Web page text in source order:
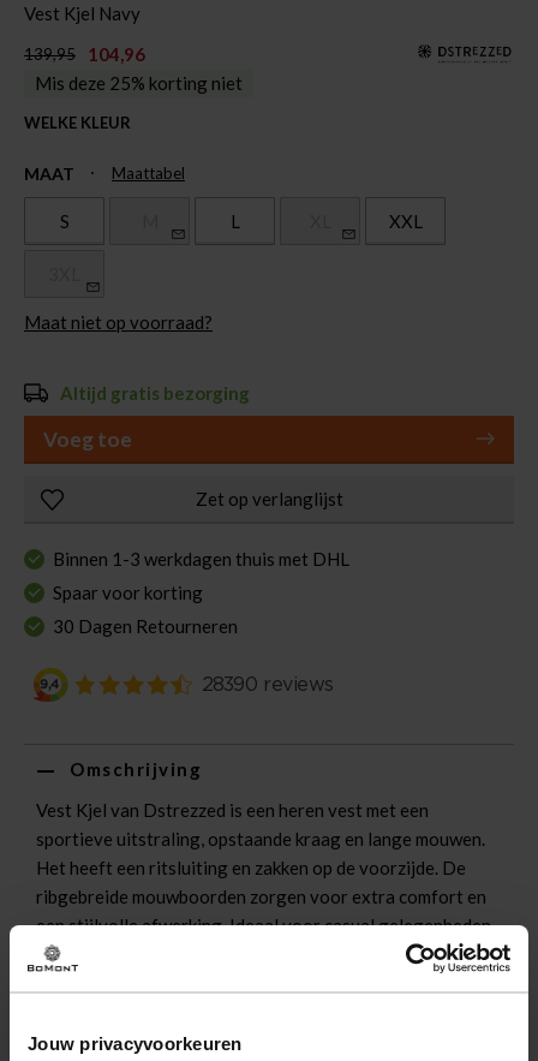
Jouw privacyvoorkeuren
Vest Kjel Navy
139,95
104,96
Mis deze 25% korting niet
WELKE KLEUR
MAAT Maattabel
S L XXL
Maat niet op voorraad?
Altijd gratis bezorging
Voeg toe
Zet op verlanglijst
Binnen 1-3 werkdagen thuis met DHL
Spaar voor korting
30 Dagen Retourneren
Eigenschappen
Omschrijving
Vest Kjel van Dstrezzed is een heren vest met een
sportieve uitstraling, opstaande kraag en lange mouwen.
Het heeft een ritsluiting en zakken op de voorzijde. De
ribgebreide mouwboorden zorgen voor extra comfort en
een stijlvolle afwerking. Ideaal voor casual gelegenheden.